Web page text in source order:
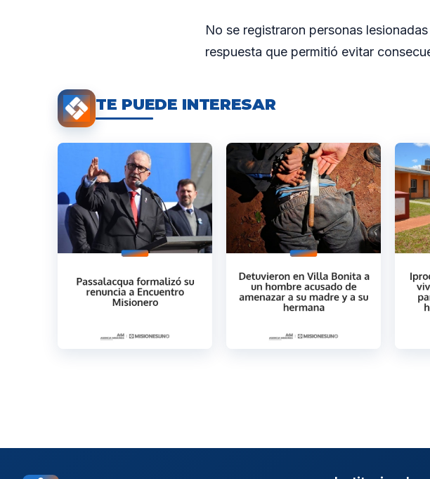
No se registraron personas
respuesta que permitió evitar
TE PUEDE INTERESAR